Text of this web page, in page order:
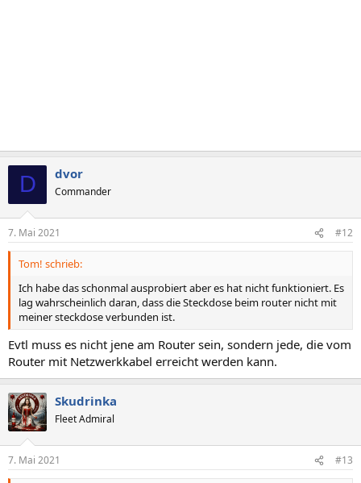
D dvor
Commander
7. Mai 2021 #12
Tom! schrieb:
Ich habe das schonmal ausprobiert aber es hat nicht funktioniert. Es
lag wahrscheinlich daran, dass die Steckdose beim router nicht mit
meiner steckdose verbunden ist.
Evtl muss es nicht jene am Router sein, sondern jede, die vom
Router mit Netzwerkkabel erreicht werden kann.
Skudrinka
Fleet Admiral
7. Mai 2021 #13